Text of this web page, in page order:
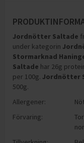
Jordnötter Saltade
under kategorin
Stormarknad
Saltade har 26g
per 100g. Jordnötter
500g.
Allergener:
Förvaring: